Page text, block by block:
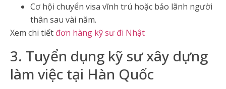
Cơ hội chuyển visa vĩnh trú hoặc bảo lãnh người
thân sau vài năm.
Xem chi tiết đơn hàng kỹ sư đi Nhật
3. Tuyển dụng kỹ sư xây dựng
làm việc tại Hàn Quốc